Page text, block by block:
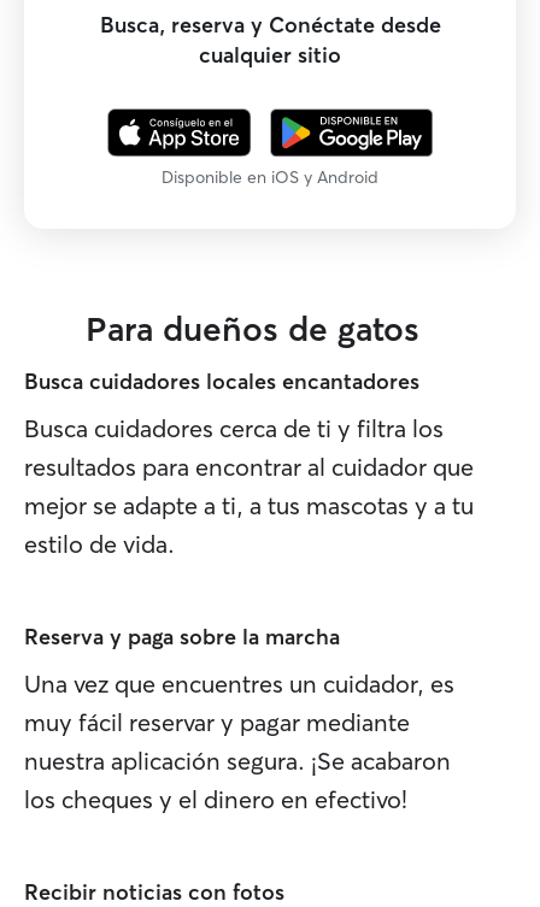
Busca, reserva y Conéctate desde
cualquier sitio
Disponible en iOS y Android
Para dueños de gatos
Busca cuidadores locales encantadores
Busca cuidadores cerca de ti y filtra los
resultados para encontrar al cuidador que
mejor se adapte a ti, a tus mascotas y a tu
estilo de vida.
Reserva y paga sobre la marcha
Una vez que encuentres un cuidador, es
muy fácil reservar y pagar mediante
nuestra aplicación segura. ¡Se acabaron
los cheques y el dinero en efectivo!
Recibir noticias con fotos